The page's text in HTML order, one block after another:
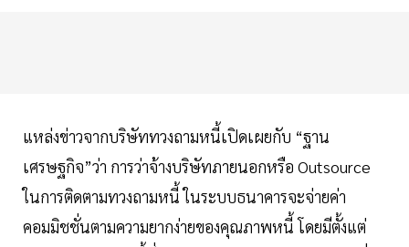
แหล่งข่าวจากบริษัททวงถามหนี้เปิดเผยกับ “ฐาน
เศรษฐกิจ”ว่า การว่าจ้างบริษัทภายนอกหรือ Outsource
ในการติดตามทวงถามหนี้ ในระบบธนาคารจะจ่ายค่า
คอมมิชชั่นตามความยากง่ายของคุณภาพหนี้ โดยมีตั้งแต่